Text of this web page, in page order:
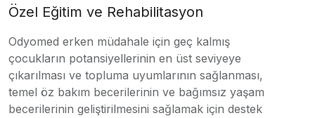
Özel Eğitim ve Rehabilitasyon
Odyomed erken müdahale için geç kalmış
çocukların potansiyellerinin en üst seviyeye
çıkarılması ve topluma uyumlarının sağlanması,
temel öz bakım becerilerinin ve bağımsız yaşam
becerilerinin geliştirilmesini sağlamak için destek